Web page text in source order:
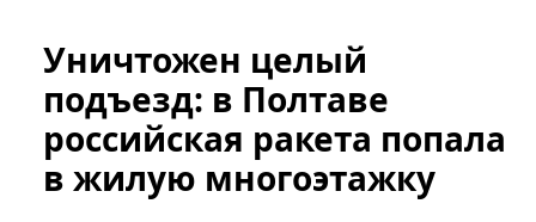
Уничтожен целый
подъезд: в Полтаве
российская ракета попала
в жилую многоэтажку